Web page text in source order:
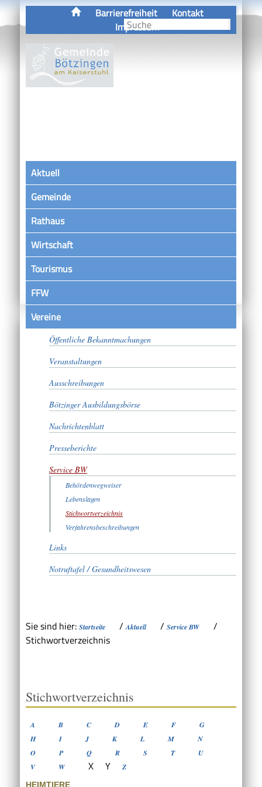
Barrierefreiheit
Kontakt
Impressum
Aktuell
Gemeinde
Rathaus
Wirtschaft
Tourismus
FFW
VereineSatzungen
Öffentliche Bekanntmachungen
Veranstaltungen
Ausschreibungen
Bötzinger Ausbildungsbörse
Nachrichtenblatt
Presseberichte
Service BW
Behördenwegweiser
Lebenslagen
Stichwortverzeichnis
Verfahrensbeschreibungen
Links
Notruftafel / Gesundheitswesen
Sie sind hier: Startseite /Aktuell / Service BW
/
Stichwortverzeichnis
Stichwortverzeichnis
A B C D E F
G
H
I J K L M
N
O
P Q R S T
U
V
W X Y Z
HEIMTIERE